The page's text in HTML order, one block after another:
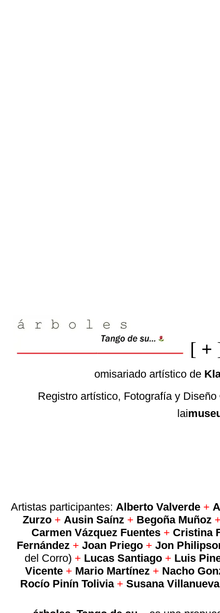
[ +
omisariado artístico de
Registro artístico, Fotografía y Diseño
lai
Artistas participantes: Alberto Valverde +
Zurzo + Ausin Saínz + Begoña Muñoz
Carmen Vázquez Fuentes + Cristina
Fernández + Joan Priego + Jon
del Corro) + Lucas Santiago + Luis
Vicente + Mario Martínez + Nacho
Rocío Pinín Tolivia + Susana